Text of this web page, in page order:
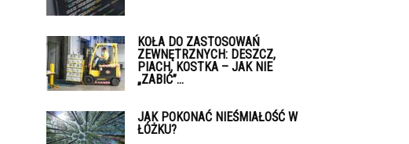
KOŁA DO ZASTOSOWAŃ
ZEWNĘTRZNYCH: DESZCZ,
PIACH, KOSTKA – JAK NIE
„ZABIĆ”...
JAK POKONAĆ NIEŚMIAŁOŚĆ W
ŁÓŻKU?